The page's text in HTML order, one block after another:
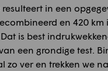
resulteert in een
en 420 km
is best
een grondige test.
zo ver en trekken we